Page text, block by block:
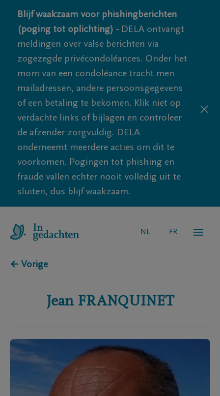
Blijf waakzaam voor phishingberichten
(poging tot oplichting) - DELA ontvangt
meldingen over valse berichten via
zogezegde privécondoléances. Onder het
mom van een condoléance tracht men
mailadressen, andere persoonsgegevens
of een betaling te bekomen. Klik niet op
verdachte links of bijlagen en controleer
de afzender zorgvuldig. DELA
onderneemt meerdere acties om dit te
voorkomen. Pogingen tot phishing en
fraude vallen echter nooit volledig uit te
sluiten, dus blijf waakzaam.
NL FR
← Vorige
Jean FRANQUINET